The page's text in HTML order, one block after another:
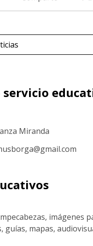
Miranda
imágenes
guías, mapas,